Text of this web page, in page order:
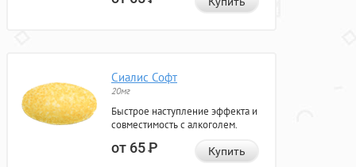
Сиалис Софт
20мг
Быстрое наступление эффекта и
совместимость с алкоголем.
от 65Р Купить